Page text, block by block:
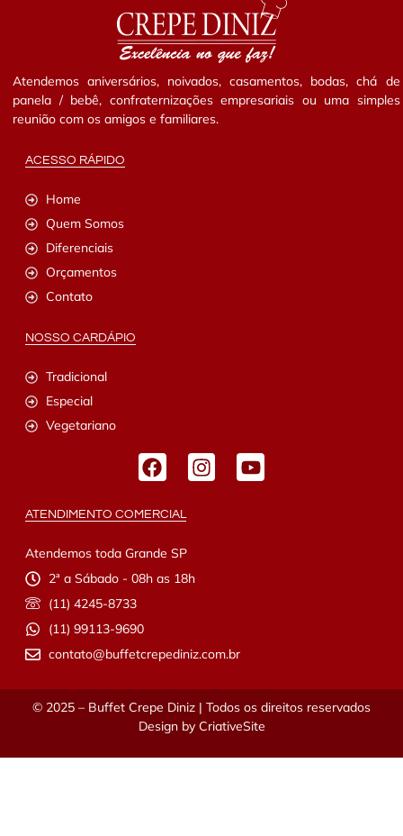
Atendemos aniversários, noivados, casamentos, bodas, chá de
panela / bebê, confraternizações empresariais ou uma simples
reunião com os amigos e familiares.
ACESSO RÁPIDO
Home
Quem Somos
Diferenciais
Orçamentos
Contato
NOSSO CARDÁPIO
Tradicional
Especial
Vegetariano
ATENDIMENTO COMERCIAL
Atendemos toda Grande SP
2ª a Sábado - 08h as 18h
(11) 4245-8733
(11) 99113-9690
contato@buffetcrepediniz.com.br
© 2025 – Buffet Crepe Diniz | Todos os direitos reservados
Design by CriativeSite